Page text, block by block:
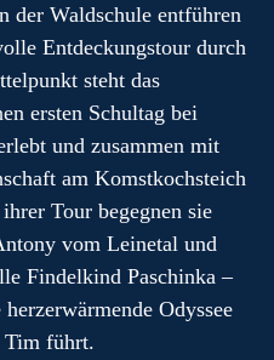
der Waldschule entführen
Entdeckungstour durch
steht das
ersten Schultag bei
und zusammen mit
am Komstkochsteich
Tour begegnen sie
vom Leinetal und
Findelkind Paschinka –
Odyssee
Tim führt.